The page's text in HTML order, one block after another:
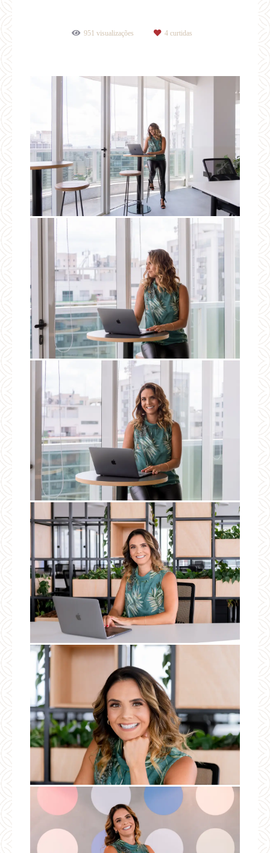
951 visualizações 4 curtidas